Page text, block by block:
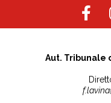
Aut. Tribunale